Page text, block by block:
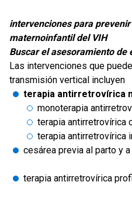
intervenciones para
maternoinfantil del VIH
Buscar el asesoramiento de
Las intervenciones que
transmisión vertical incluyen
terapia antirretrovírica
monoterapia
terapia antirretrovírica
terapia antirretrovírica
cesárea previa al parto y
terapia antirretrovírica